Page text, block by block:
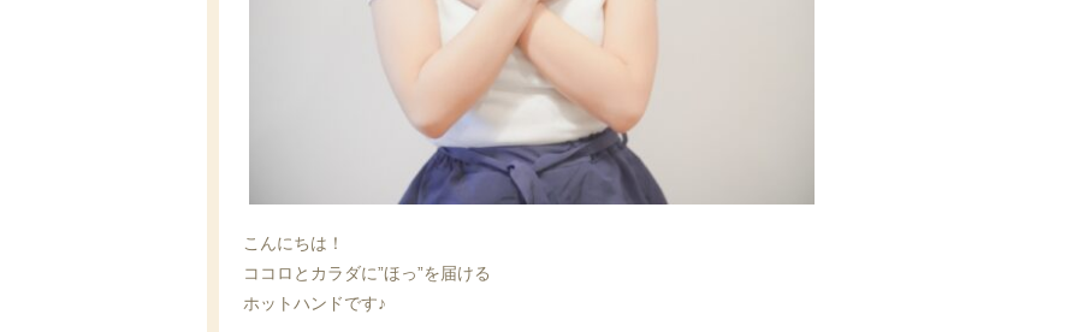
こんにちは！
ココロとカラダに”ほっ”を届ける
ホットハンドです♪